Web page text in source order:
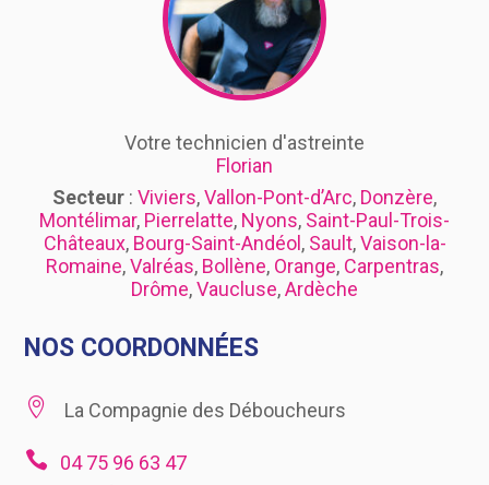
Votre technicien d'astreinte
Florian
Secteur : Viviers,Vallon-Pont-d’Arc, Donzère,
Montélimar, Pierrelatte, Nyons, Saint-Paul-Trois-
Châteaux, Bourg-Saint-Andéol , Sault,Vaison-la-
Romaine,Valréas, Bollène, Orange, Carpentras,
Drôme,Vaucluse,Ardèche
NOS COORDONNÉES
 La Compagnie des Déboucheurs

04 75 96 63 47